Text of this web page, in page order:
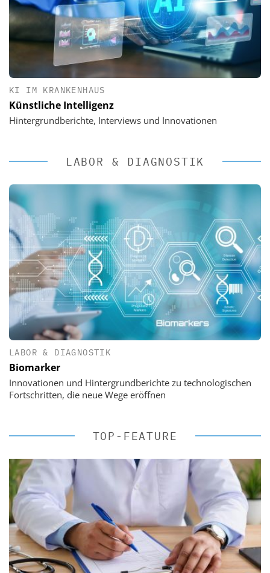
KI IM KRANKENHAUS
Künstliche Intelligenz
Hintergrundberichte, Interviews und Innovationen
LABOR & DIAGNOSTIK
LABOR & DIAGNOSTIK
Biomarker
Innovationen und Hintergrundberichte zu technologischen
Fortschritten, die neue Wege eröffnen
TOP-FEATURE